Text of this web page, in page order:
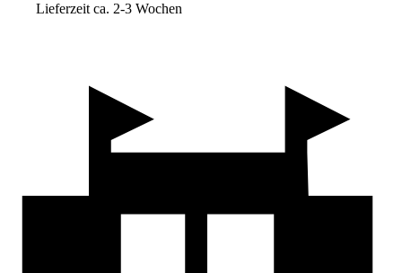
Lieferzeit ca. 2-3 Wochen